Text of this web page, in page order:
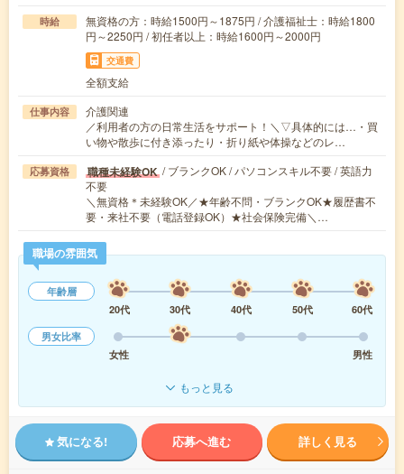
時給
無資格の方：時給1500円～1875円 / 介護福祉士：時給1800
円～2250円 / 初任者以上：時給1600円～2000円
交通費
全額支給
仕事内容
介護関連
／利用者の方の日常生活をサポート！＼▽具体的には…・買
い物や散歩に付き添ったり・折り紙や体操などのレ…
応募資格 職種未経験OK / ブランクOK / パソコンスキル不要 / 英語力
不要
＼無資格＊未経験OK／★年齢不問・ブランクOK★履歴書不
要・来社不要（電話登録OK）★社会保険完備＼…
職場の雰囲気
年齢層
20代
30代 40代 50代
60代
男女比率
女性
男性
もっと見る
気になる! 応募へ進む 詳しく見る